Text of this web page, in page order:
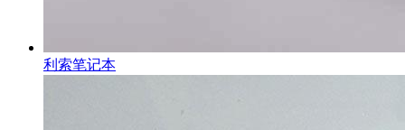
利索笔记本